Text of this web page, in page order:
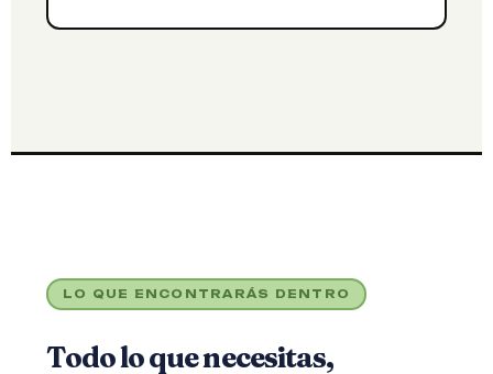
LO QUE ENCONTRARÁS DENTRO
Todo lo que necesitas,